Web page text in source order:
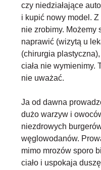
czy niedziałające
i kupić nowy model.
nie zrobimy. Możemy
naprawić (wizytą u
(chirurgia
ciała nie wymienimy.
nie uważać.
Ja od dawna
dużo warzyw i
niezdrowych
węglowodanów.
mimo mrozów sporo
ciało i uspokaja